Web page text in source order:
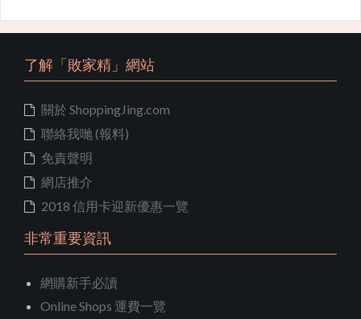
了解「敗家精」網站
關於 ShoppingJing.com
聯絡我哋 (報料)
免責聲明
網店推介
2018 信用卡迎新優惠一覽
非常重要資訊
網購新手必讀
Online Shops 運費一覽